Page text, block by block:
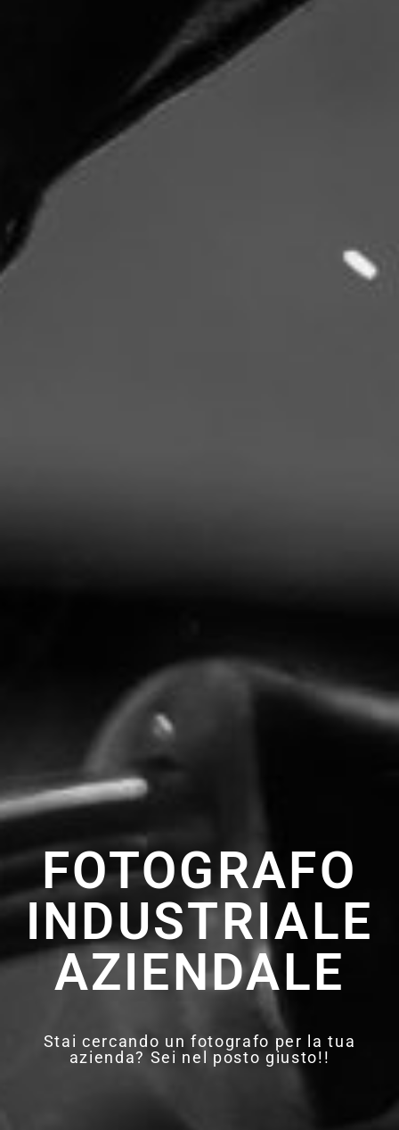
FOTOGRAFO
INDUSTRIALE
AZIENDALE
Stai cercando un fotografo per la tua
azienda? Sei nel posto giusto!!